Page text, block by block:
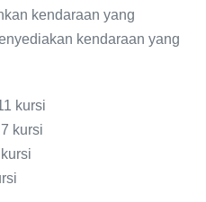
kendaraan yang
kendaraan yang
kursi
kursi